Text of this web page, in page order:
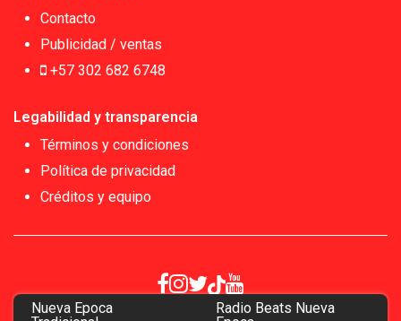
Contacto
Publicidad / ventas
+57 302 682 6748
Legabilidad y transparencia
Términos y condiciones
Política de privacidad
Créditos y equipo
Copyrigth 2026
Nueva Epoca
Radio Beats Nueva